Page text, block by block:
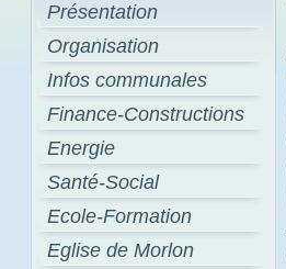
Présentation
Organisation
Infos communales
Finance-Constructions
Energie
Santé-Social
Ecole-Formation
Eglise de Morlon